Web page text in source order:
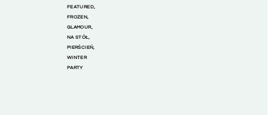
FEATURED,
FROZEN,
GLAMOUR,
NA STÓŁ,
PIERŚCIEŃ,
WINTER
PARTY